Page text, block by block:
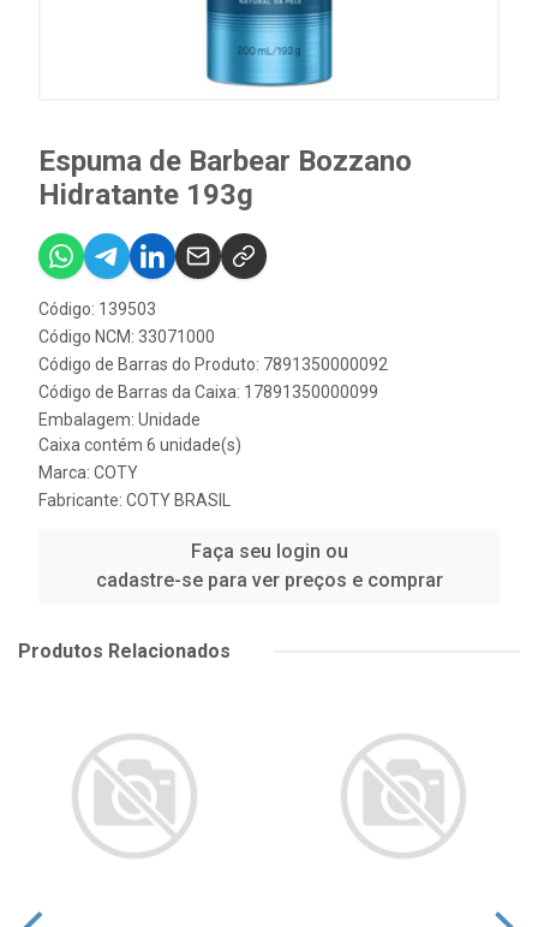
Espuma de Barbear Bozzano
Hidratante 193g
Código: 139503
Código NCM: 33071000
Código de Barras do Produto: 7891350000092
Código de Barras da Caixa: 17891350000099
Embalagem: Unidade
Caixa contém 6 unidade(s)
Marca: COTY
Fabricante: COTY BRASIL
Faça seu login ou
cadastre-se para ver preços e comprar
Produtos Relacionados